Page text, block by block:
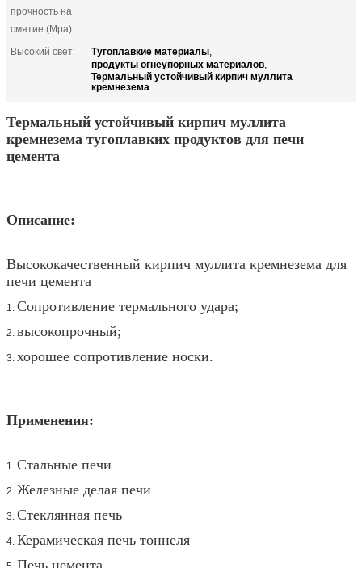
прочность на
смятие (Mpa):
Высокий свет: Тугоплавкие материалы,
продукты огнеупорных материалов,
Термальный устойчивый кирпич муллита
кремнезема
Термальный устойчивый кирпич муллита
кремнезема тугоплавких продуктов для печи
цемента
Описание:
Высококачественный кирпич муллита кремнезема для
печи цемента
1. Сопротивление термального удара;
2. высокопрочный;
3. хорошее сопротивление носки.
Применения:
1. Стальные печи
2. Железные делая печи
3. Стеклянная печь
4. Керамическая печь тоннеля
Печь цемента